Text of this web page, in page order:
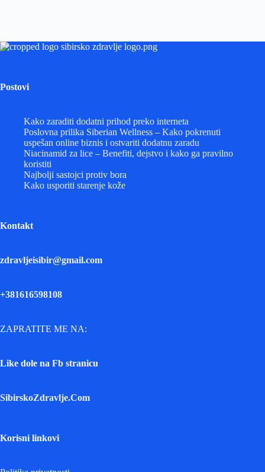
Postovi
Kako zaraditi dodatni prihod preko interneta
Poslovna prilika Siberian Wellness – Kako pokrenuti
uspešan online biznis i ostvariti dodatnu zaradu
Niacinamid za lice – Benefiti, dejstvo i kako ga pravilno
koristiti
Najbolji sastojci protiv bora
Kako usporiti starenje kože
Kontakt
zdravljeisibir@gmail.com
+381616598108
ZAPRATITE ME NA:
Like dole na Fb stranicu
SibirskoZdravlje.Com
Korisni linkovi